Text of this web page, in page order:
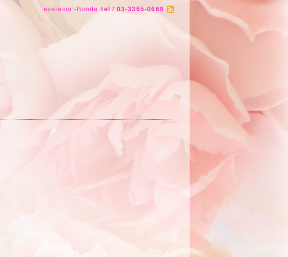
eyeresort-Bonita tel / 03-3365-0669